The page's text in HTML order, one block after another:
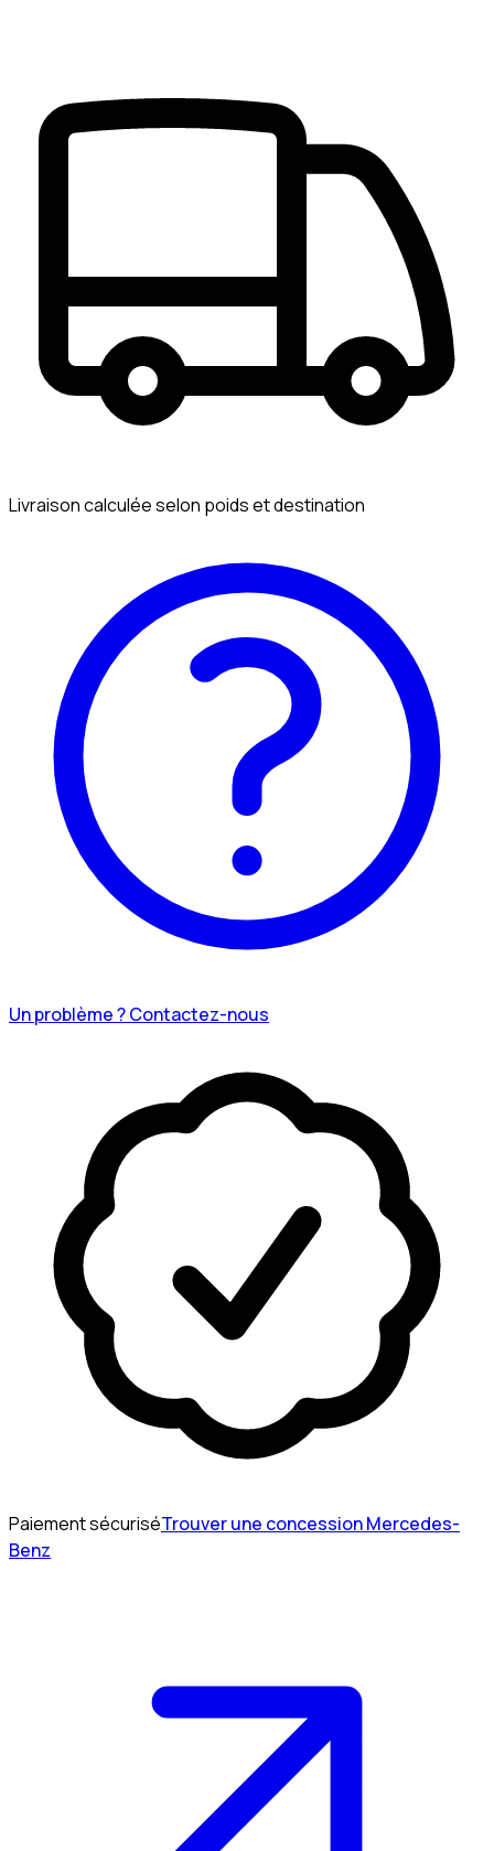
Livraison calculée selon poids et destination
Un problème ? Contactez-nous
Paiement sécuriséTrouver une concession Mercedes-
Benz